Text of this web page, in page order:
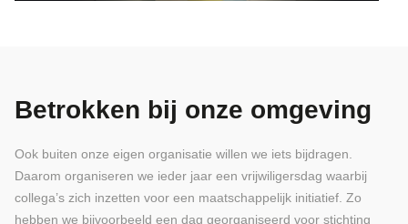
Betrokken bij onze omgeving
Ook buiten onze eigen organisatie willen we iets bijdragen.
Daarom organiseren we ieder jaar een vrijwiligersdag waarbij
collega’s zich inzetten voor een maatschappelijk initiatief. Zo
hebben we bijvoorbeeld een dag georganiseerd voor stichting